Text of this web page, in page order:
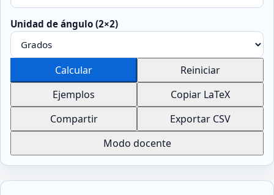
Unidad de ángulo (2×2)
Calcular
Reiniciar
Ejemplos
Copiar LaTeX
Compartir
Exportar CSV
Modo docente